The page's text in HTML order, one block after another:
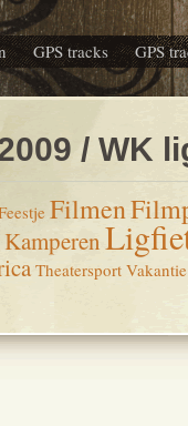
GPS tracks GPS
/ WK
Filmen
Kamperen
Theatersport Vakantie